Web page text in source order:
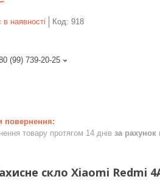
наявності Код: 918
(99) 739-20-25
товару протягом 14 днів за рахунок
скло Xiaomi Redmi